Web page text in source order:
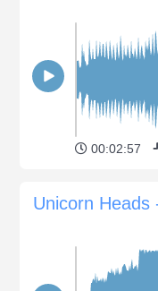
00:02:57
Unicorn